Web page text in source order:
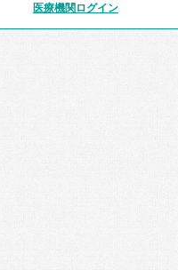
医療機関ログイン